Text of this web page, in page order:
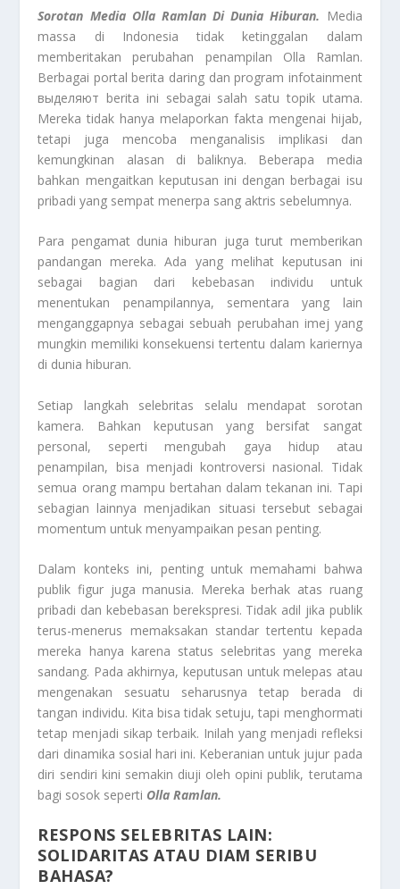
Sorotan Media Olla Ramlan Di Dunia Hiburan. Media
massa di Indonesia tidak ketinggalan dalam
memberitakan perubahan penampilan Olla Ramlan.
Berbagai portal berita daring dan program infotainment
выделяют berita ini sebagai salah satu topik utama.
Mereka tidak hanya melaporkan fakta mengenai hijab,
tetapi juga mencoba menganalisis implikasi dan
kemungkinan alasan di baliknya. Beberapa media
bahkan mengaitkan keputusan ini dengan berbagai isu
pribadi yang sempat menerpa sang aktris sebelumnya.
Para pengamat dunia hiburan juga turut memberikan
pandangan mereka. Ada yang melihat keputusan ini
sebagai bagian dari kebebasan individu untuk
menentukan penampilannya, sementara yang lain
menganggapnya sebagai sebuah perubahan imej yang
mungkin memiliki konsekuensi tertentu dalam kariernya
di dunia hiburan.
Setiap langkah selebritas selalu mendapat sorotan
kamera. Bahkan keputusan yang bersifat sangat
personal, seperti mengubah gaya hidup atau
penampilan, bisa menjadi kontroversi nasional. Tidak
semua orang mampu bertahan dalam tekanan ini. Tapi
sebagian lainnya menjadikan situasi tersebut sebagai
momentum untuk menyampaikan pesan penting.
Dalam konteks ini, penting untuk memahami bahwa
publik figur juga manusia. Mereka berhak atas ruang
pribadi dan kebebasan berekspresi. Tidak adil jika publik
terus-menerus memaksakan standar tertentu kepada
mereka hanya karena status selebritas yang mereka
sandang. Pada akhirnya, keputusan untuk melepas atau
mengenakan sesuatu seharusnya tetap berada di
tangan individu. Kita bisa tidak setuju, tapi menghormati
tetap menjadi sikap terbaik. Inilah yang menjadi refleksi
dari dinamika sosial hari ini. Keberanian untuk jujur pada
diri sendiri kini semakin diuji oleh opini publik, terutama
bagi sosok seperti Olla Ramlan.
RESPONS SELEBRITAS LAIN:
SOLIDARITAS ATAU DIAM SERIBU
BAHASA?